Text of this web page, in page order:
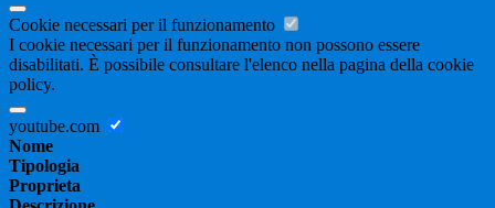
Cookie necessari per il funzionamento
I cookie necessari per il funzionamento non possono essere
disabilitati. È possibile consultare l'elenco nella pagina della cookie
policy.
youtube.com
Nome
Tipologia
Proprieta